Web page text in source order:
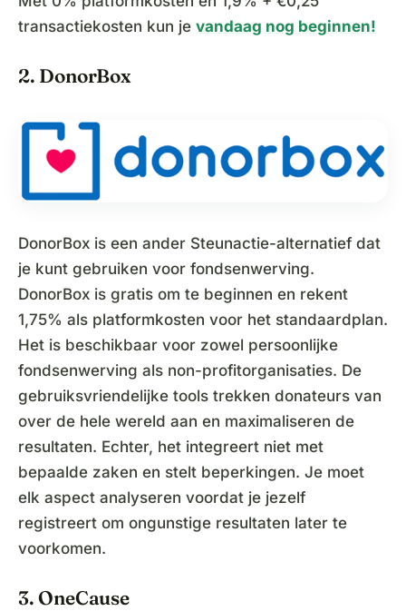
transactiekosten kun je vandaag nog beginnen!
2. DonorBox
DonorBox is een ander Steunactie-alternatief dat
je kunt gebruiken voor fondsenwerving.
DonorBox is gratis om te beginnen en rekent
1,75% als platformkosten voor het standaardplan.
Het is beschikbaar voor zowel persoonlijke
fondsenwerving als non-profitorganisaties. De
gebruiksvriendelijke tools trekken donateurs van
over de hele wereld aan en maximaliseren de
resultaten. Echter, het integreert niet met
bepaalde zaken en stelt beperkingen. Je moet
elk aspect analyseren voordat je jezelf
registreert om ongunstige resultaten later te
voorkomen.
3. OneCause